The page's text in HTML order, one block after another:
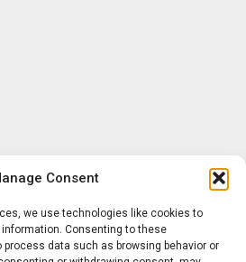
Consent
we use technologies like cookies to
Consenting to these
data such as browsing behavior or